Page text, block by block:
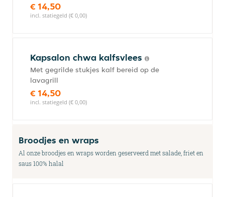
€ 14,50
incl. statiegeld (€ 0,00)
Kapsalon chwa kalfsvlees
Met gegrilde stukjes kalf bereid op de
lavagrill
€ 14,50
incl. statiegeld (€ 0,00)
Broodjes en wraps
Al onze broodjes en wraps worden geserveerd met salade, friet en
saus 100% halal